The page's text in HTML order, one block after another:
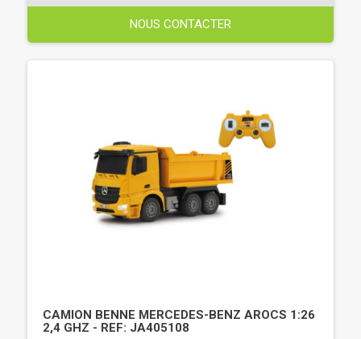
NOUS CONTACTER
CAMION BENNE MERCEDES-BENZ AROCS 1:26
2,4 GHZ - REF: JA405108